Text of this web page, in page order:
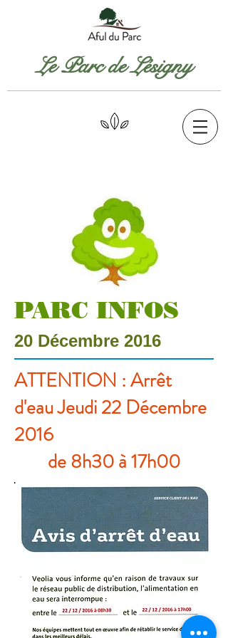
Le Parc de Lésigny
PARC INFOS
20 Décembre 2016
ATTENTION : Arrêt
d'eau Jeudi 22 Décembre
2016
de 8h30 à 17h00